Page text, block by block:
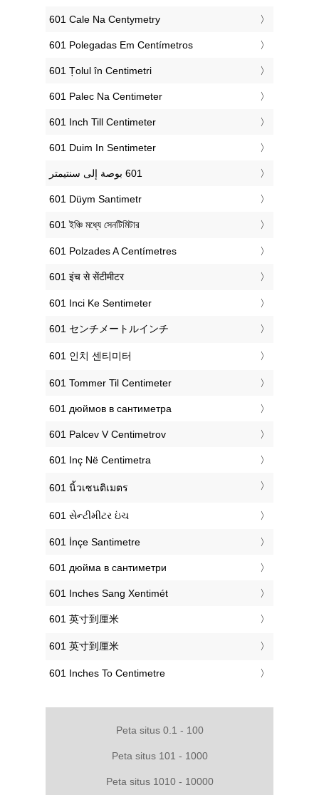
‎601 Cale Na Centymetry
‎601 Polegadas Em Centímetros
‎601 Țolul în Centimetri
‎601 Palec Na Centimeter
‎601 Inch Till Centimeter
‎601 Duim In Sentimeter
‎601 Düym Santimetr
‎601 ইঞ্চি মধ্যে সেনটিমিটার
‎601 Polzades A Centímetres
‎601 इंच से सेंटीमीटर
‎601 Inci Ke Sentimeter
‎601 センチメートルインチ
‎601 인치 센티미터
‎601 Tommer Til Centimeter
‎601 дюймов в сантиметра
‎601 Palcev V Centimetrov
‎601 Inç Në Centimetra
‎601 นิ้วเซนติเมตร
‎601 સેન્ટીમીટર ઇંચ
‎601 İnçe Santimetre
‎601 дюйма в сантиметри
‎601 Inches Sang Xentimét
‎601 英寸到厘米
‎601 英寸到厘米
‎601 Inches To Centimetre
Peta situs 0.1 - 100
Peta situs 101 - 1000
Peta situs 1010 - 10000